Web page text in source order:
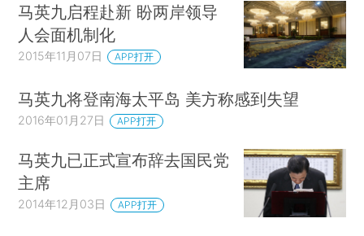
马英九启程赴新 盼两岸领导
人会面机制化
2015年11月07日 APP打开
马英九将登南海太平岛 美方称感到失望
2016年01月27日 APP打开
马英九已正式宣布辞去国民党
主席
2014年12月03日 APP打开